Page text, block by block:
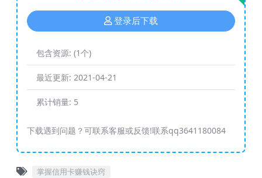
登录后下载
包含资源: (1个)
最近更新: 2021-04-21
累计销量: 5
下载遇到问题？可联系客服或反馈!联系qq3641180084
掌握信用卡赚钱诀窍